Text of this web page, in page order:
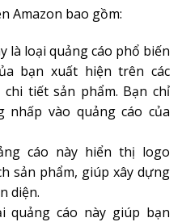
Amazon bao gồm:
là loại quảng cáo phổ biến
bạn xuất hiện trên các
tiết sản phẩm. Bạn chỉ
vào quảng cáo của
cáo này hiển thị logo
sản phẩm, giúp xây dựng
diện.
quảng cáo này giúp bạn